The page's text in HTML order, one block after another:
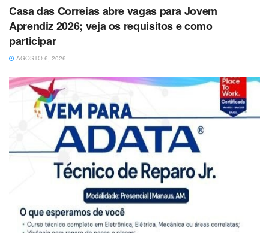
Casa das Correias abre vagas para Jovem
Aprendiz 2026; veja os requisitos e como
participar
AGOSTO 6, 2026